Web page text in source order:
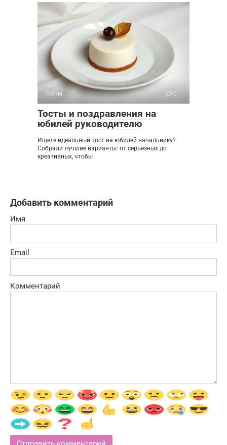
Тосты 0
Тосты и поздравления на
юбилей руководителю
Ищете идеальный тост на юбилей начальнику?
Собрали лучшие варианты: от серьезных до
креативных, чтобы
Добавить комментарий
Имя
Email
Комментарий